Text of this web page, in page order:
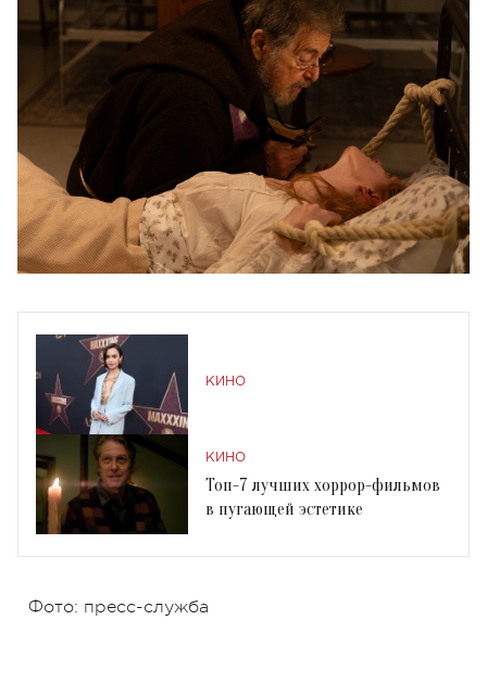
КИНО
КИНО
Топ-7 лучших хоррор-фильмов
в пугающей эстетике
Фото: пресс-служба